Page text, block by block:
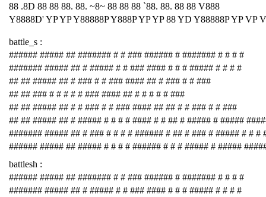
88 .8D 88 88 88. 88. ~8~ 88 88 88 `88. 88. 88 88 V888
Y8888D' YP YP Y88888P Y888P YP YP 88 YD Y88888P YP VP
battle_s :
###### ##### ## ####### # # ### ###### # ####### # # # #
####### ##### ## # ##### # # ### #### # # # ##### # # # #
## ## ##### ## # ### # # ### #### ## # ### # # ###
## ## ### # # # # # ### #### ## # # # # # ###
## ## ##### ## # # ### # # ### #### ## ## # # ### # # ###
## ## ##### ## # ##### # # # # #### # # ## # ##### # #####
####### ##### ## # ### # # # # ###### # ## # ### # ##### # # #
###### ##### ## ##### # # # # ###### # # # ##### # #####
battlesh :
###### ##### ## ####### # # ### ###### # ####### # # # #
####### ##### ## # ##### # # ### #### # # # ##### # # # #